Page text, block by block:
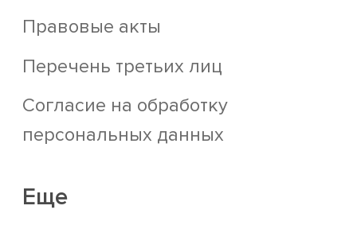
Правовые акты
Перечень третьих лиц
Согласие на обработку
персональных данных
Еще